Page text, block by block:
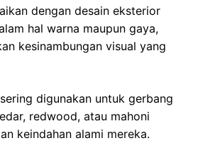
dengan desain eksterior
hal warna maupun gaya,
kesinambungan visual yang
digunakan untuk gerbang
redwood, atau mahoni
keindahan alami mereka.